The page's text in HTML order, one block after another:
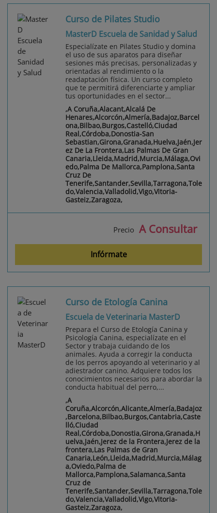
Curso de Pilates Studio
MasterD Escuela de Sanidad y Salud
Especialízate en Pilates Studio y domina
el uso de sus aparatos para diseñar
sesiones más precisas, personalizadas y
orientadas al rendimiento o la
readaptación física. Un curso completo
que te permitirá diferenciarte y ampliar
tus oportunidades en el sector...
,A Coruña,Alacant,Alcalá De
Henares,Alcorcón,Almería,Badajoz,Barcel
ona,Bilbao,Burgos,Castelló,Ciudad
Real,Córdoba,Donostia-San
Sebastian,Girona,Granada,Huelva,Jaén,Jer
ez De La Frontera,Las Palmas De Gran
Canaria,Lleida,Madrid,Murcia,Málaga,Ovi
edo,Palma De Mallorca,Pamplona,Santa
Cruz De
Tenerife,Santander,Sevilla,Tarragona,Tole
do,Valencia,Valladolid,Vigo,Vitoria-
Gasteiz,Zaragoza,
Precio A Consultar
Infórmate
Curso de Etología Canina
Escuela de Veterinaria MasterD
Prepara el Curso de Etología Canina y
Psicología Canina, especialízate en el
Sector y trabaja cuidando de los
animales. Ayuda a corregir la conducta
de los perros apoyando al veterinario y al
adiestrador canino. Adquiere todos los
conocimientos necesarios para abordar la
conducta habitual del perro,...
,A
Coruña,Alcorcón,Alicante,Almería,Badajoz
,Barcelona,Bilbao,Burgos,Cantabria,Caste
lló,Ciudad
Real,Córdoba,Donostia,Girona,Granada,H
uelva,Jaén,Jerez de la Frontera,Jerez de la
frontera,Las Palmas de Gran
Canaria,León,Lleida,Madrid,Murcia,Málag
a,Oviedo,Palma de
Mallorca,Pamplona,Salamanca,Santa
Cruz de
Tenerife,Santander,Sevilla,Tarragona,Tole
do,Valencia,Valladolid,Vigo,Vitoria-
Gasteiz,Zaragoza,